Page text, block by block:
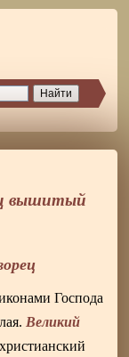
вышитый
Господа
Великий